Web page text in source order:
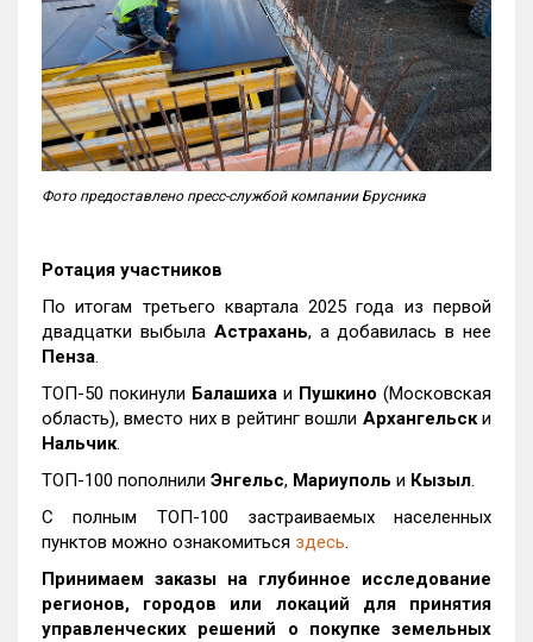
Фото предоставлено пресс-службой компании Брусника
Ротация участников
По итогам третьего квартала 2025 года из первой
двадцатки выбыла Астрахань, а добавилась в нее
Пенза.
ТОП-50 покинули Балашиха и Пушкино (Московская
область), вместо них в рейтинг вошли Архангельски
Нальчик.
ТОП-100 пополнили Энгельс, Мариуполь и Кызыл.
С полным ТОП-100 застраиваемых населенных
пунктов можно ознакомиться здесь.
Принимаем заказы на глубинное исследование
регионов, городов или локаций для принятия
управленческих решений о покупке земельных